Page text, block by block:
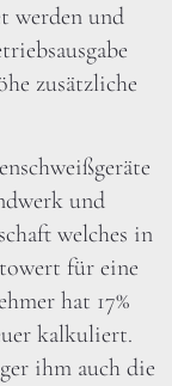
werden und
zusätzliche
und
welches in
für eine
hat 17%
kalkuliert.
ihm auch die